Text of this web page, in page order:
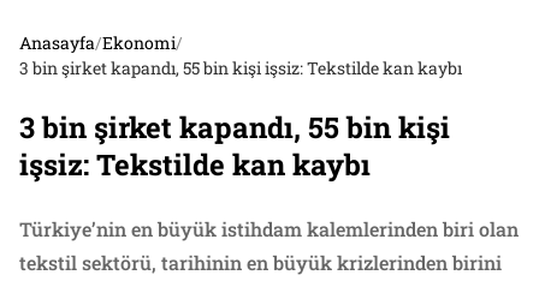
Anasayfa/Ekonomi/
3 bin şirket kapandı, 55 bin kişi işsiz: Tekstilde kan kaybı
3 bin şirket kapandı, 55 bin kişi
işsiz: Tekstilde kan kaybı
Türkiye’nin en büyük istihdam kalemlerinden biri olan
tekstil sektörü, tarihinin en büyük krizlerinden birini